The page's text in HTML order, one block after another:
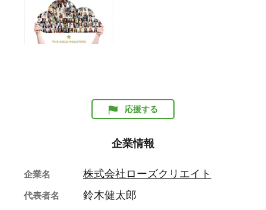
応援する
企業情報
企業名 株式会社ローズクリエイト
代表者名 鈴木健太郎